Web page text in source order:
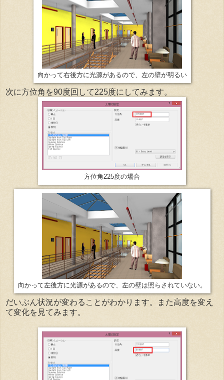
向かって右後方に光源があるので、左の壁が明るい
次に方位角を90度回して225度にしてみます。
方位角225度の場合
向かって左後方に光源があるので、左の壁は照らされていない。
だいぶん状況が変わることがわかります。また高度を変え
て変化を見てみます。